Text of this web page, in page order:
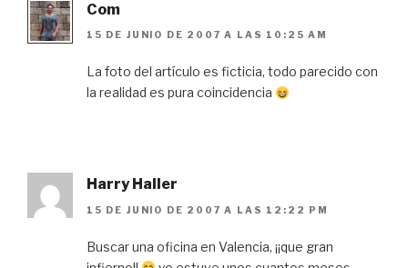
Com
15 DE JUNIO DE 2007 A LAS 10:25 AM
La foto del artículo es ficticia, todo parecido con
la realidad es pura coincidencia
Harry Haller
15 DE JUNIO DE 2007 A LAS 12:22 PM
Buscar una oficina en Valencia, ¡¡que gran